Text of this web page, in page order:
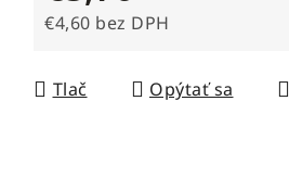
€4,60 bez DPH
Tlač
Opýtať sa